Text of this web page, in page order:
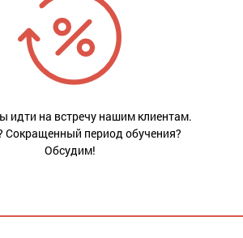
идти на встречу нашим клиентам.
Сокращенный период обучения?
Обсудим!